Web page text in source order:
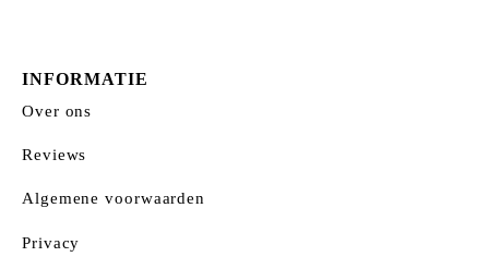
INFORMATIE
Over ons
Reviews
Algemene voorwaarden
Privacy